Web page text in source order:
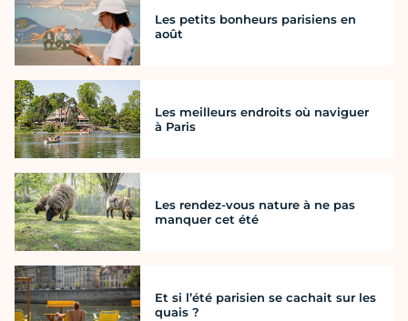
Les petits bonheurs parisiens en
août
Les meilleurs endroits où naviguer
à Paris
Les rendez-vous nature à ne pas
manquer cet été
Et si l’été parisien se cachait sur les
quais ?